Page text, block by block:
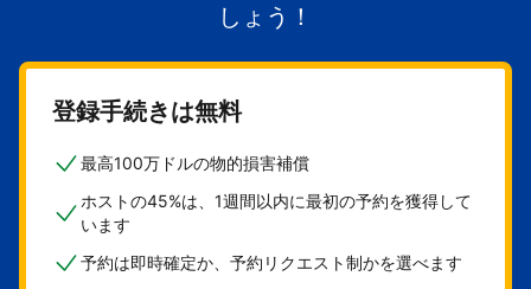
しょう！
登録手続きは無料
最高100万ドルの物的損害補償
ホストの45%は、1週間以内に最初の予約を獲得して
います
予約は即時確定か、予約リクエスト制かを選べます